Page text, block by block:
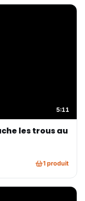
5:11
les trous au
1 produit